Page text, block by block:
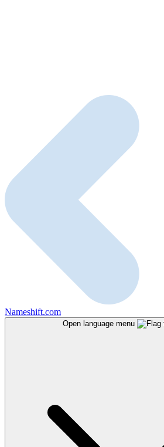
Nameshift.com
Open language menu